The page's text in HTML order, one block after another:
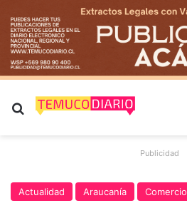
Buscar por
Publicidad
Actualidad Araucanía Comercio